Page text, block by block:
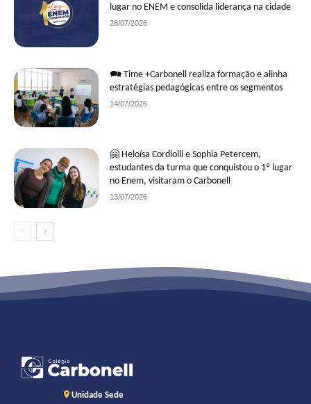
lugar no ENEM e consolida liderança na cidade
28/07/2026
🗪 Time +Carbonell realiza formação e alinha
estratégias pedagógicas entre os segmentos
14/07/2026
🤗 Heloísa Cordiolli e Sophia Petercem,
estudantes da turma que conquistou o 1º lugar
no Enem, visitaram o Carbonell
13/07/2026
Unidade Sede